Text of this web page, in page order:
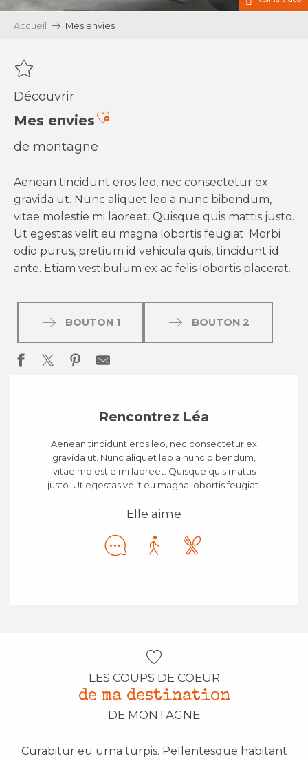
Accueil Mes envies
Découvrir
Mes enviesAjouter aux favoris
de montagne
Aenean tincidunt eros leo, nec consectetur ex
gravida ut. Nunc aliquet leo a nunc bibendum,
vitae molestie mi laoreet. Quisque quis mattis justo.
Ut egestas velit eu magna lobortis feugiat. Morbi
odio purus, pretium id vehicula quis, tincidunt id
ante. Etiam vestibulum ex ac felis lobortis placerat.
BOUTON 1 BOUTON 2
Rencontrez Léa
Aenean tincidunt eros leo, nec consectetur ex
gravida ut. Nunc aliquet leo a nunc bibendum,
vitae molestie mi laoreet. Quisque quis mattis
justo. Ut egestas velit eu magna lobortis feugiat.
Elle aime
LES COUPS DE COEUR
de ma destination
DE MONTAGNE
Curabitur eu urna turpis. Pellentesque habitant